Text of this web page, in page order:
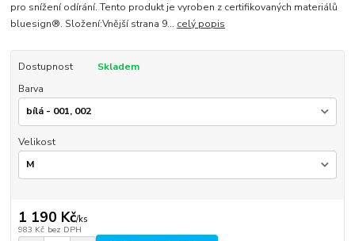
pro snížení odírání. Tento produkt je vyroben z certifikovaných materiálů
bluesign®. Složení:Vnější strana 9... celý popis
Dostupnost
Skladem
Barva
Velikost
1 190 Kč/ks
983 Kč bez DPH